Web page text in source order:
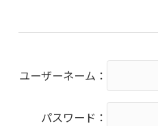
ユーザーネーム：
パスワード：